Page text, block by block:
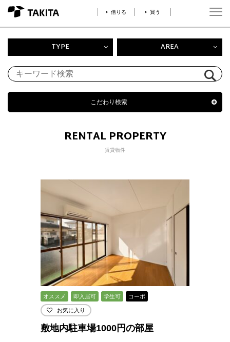
借りる 買う
TYPE AREA
こだわり検索
RENTAL PROPERTY
賃貸物件
オススメ 即入居可 学生可 コーポ
お気に入り
敷地内駐車場1000円の部屋